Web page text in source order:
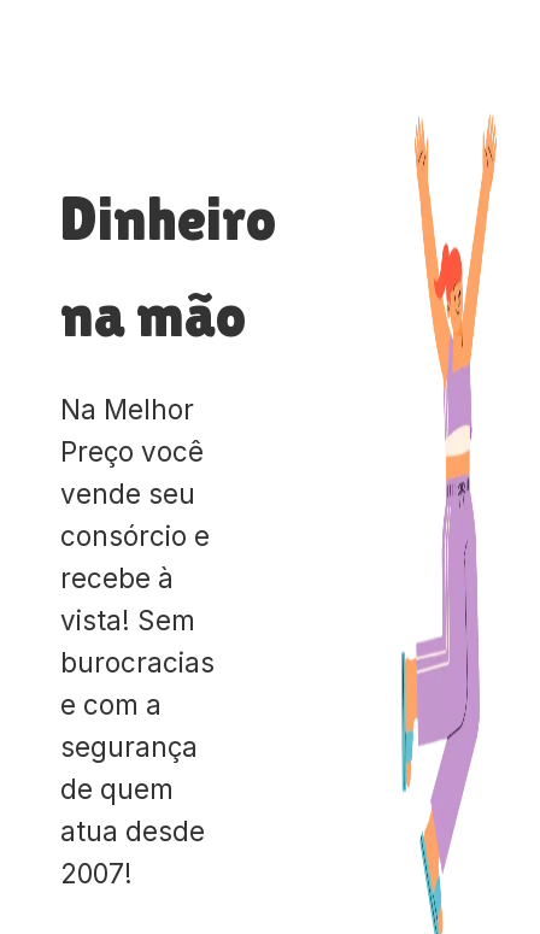
Dinheiro
na mão
Na Melhor
Preço você
vende seu
consórcio e
recebe à
vista! Sem
burocracias
e com a
segurança
de quem
atua desde
2007!